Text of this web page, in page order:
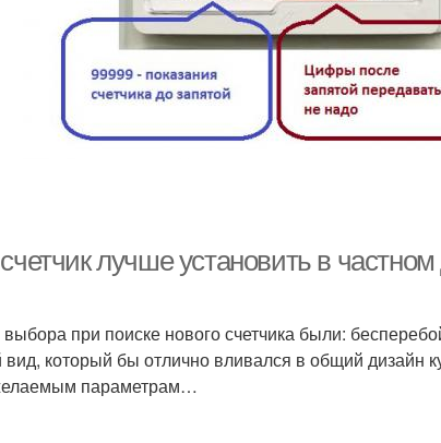
лучше установить в
при поиске нового счетчика были:
который бы отлично вливался в общий дизайн
параметрам…